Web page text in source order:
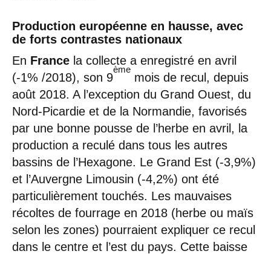
Production européenne en hausse, avec
de forts contrastes nationaux
En France la collecte a enregistré en avril
(-1% /2018), son 9
ème
mois de recul, depuis
août 2018. A l’exception du Grand Ouest, du
Nord-Picardie et de la Normandie, favorisés
par une bonne pousse de l’herbe en avril, la
production a reculé dans tous les autres
bassins de l’Hexagone. Le Grand Est (-3,9%)
et l’Auvergne Limousin (-4,2%) ont été
particulièrement touchés. Les mauvaises
récoltes de fourrage en 2018 (herbe ou maïs
selon les zones) pourraient expliquer ce recul
dans le centre et l’est du pays. Cette baisse